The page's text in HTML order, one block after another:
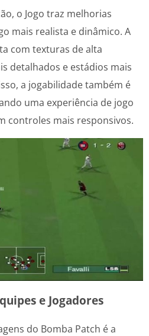
o Jogo traz melhorias
mais realista e dinâmico. A
com texturas de alta
detalhados e estádios mais
a jogabilidade também é
uma experiência de jogo
controles mais responsivos.
e Jogadores
do Bomba Patch é a